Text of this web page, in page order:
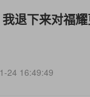
退下来对福
24 16:49:49